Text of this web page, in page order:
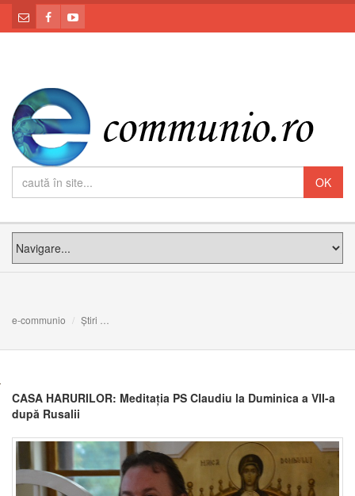
e-communio Știri
CASA HARURILOR: Meditația PS Claudiu la Duminica a VII-a
după Rusalii